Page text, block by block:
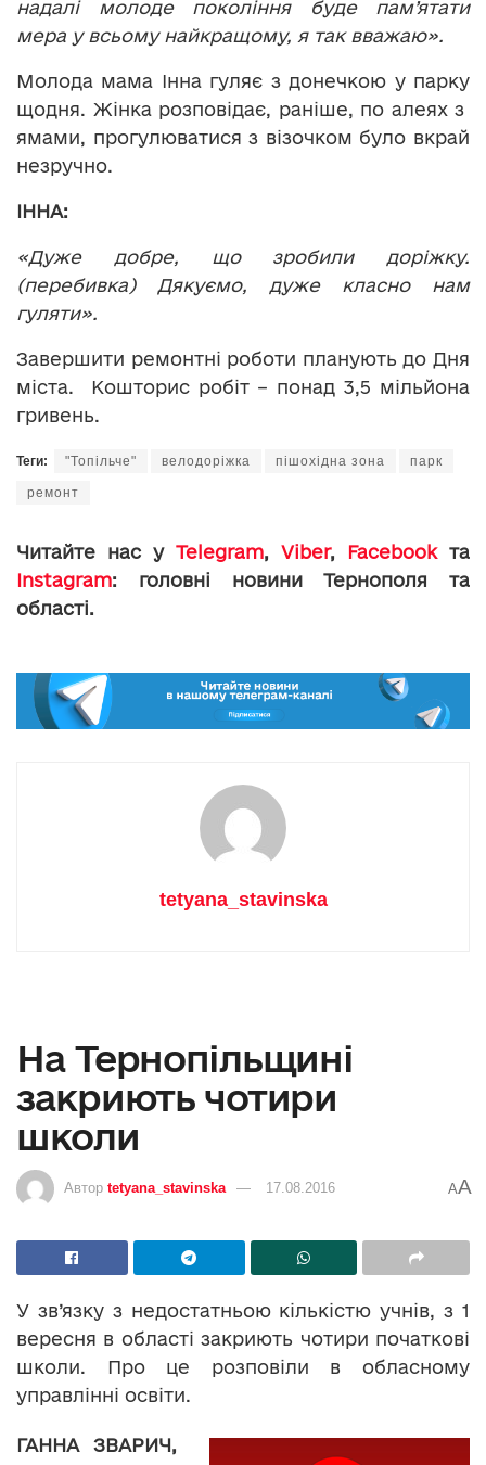
надалі молоде покоління буде пам’ятати
мера у всьому найкращому, я так вважаю».
Молода мама Інна гуляє з донечкою у парку
щодня. Жінка розповідає, раніше, по алеях з
ямами, прогулюватися з візочком було вкрай
незручно.
ІННА:
«Дуже добре, що зробили доріжку.
(перебивка) Дякуємо, дуже класно нам
гуляти».
Завершити ремонтні роботи планують до Дня
міста. Кошторис робіт – понад 3,5 мільйона
гривень.
Теги: "Топільче" велодоріжка пішохідна зона парк
ремонт
Читайте нас у Telegram, Viber, Facebookта
Instagram: головні новини Тернополя та
області.
tetyana_stavinska
На Тернопільщині
закриють чотири
школи
Автор tetyana_stavinska 17.08.2016 AA
У зв’язку з недостатньою кількістю учнів, з 1
вересня в області закриють чотири початкові
школи. Про це розповіли в обласному
управлінні освіти.
ГАННА ЗВАРИЧ,